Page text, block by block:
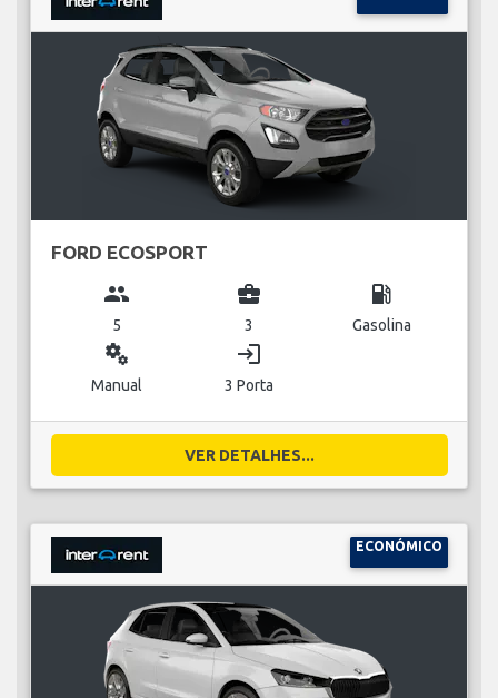
FORD ECOSPORT
group
5
business_center
3
local_gas_station
Gasolina
miscellaneous_services
Manual
login
3 Porta
VER DETALHES...
ECONÓMICO